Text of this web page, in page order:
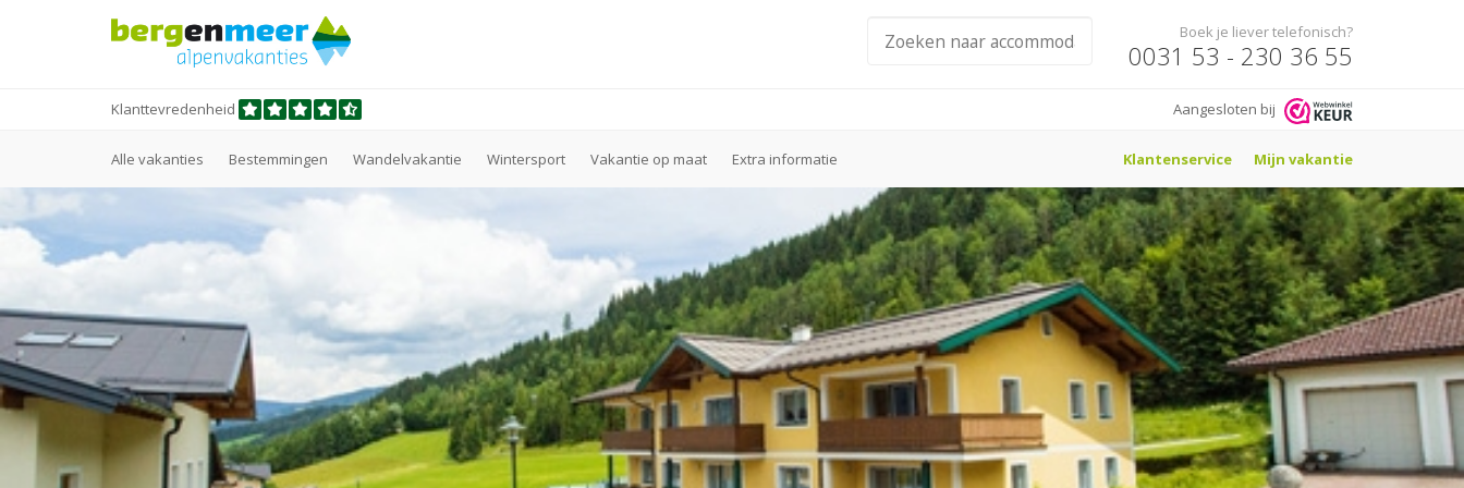
Boek je liever telefonisch?
0031 53 - 230 36 55
Klanttevredenheid Aangesloten bij
Alle vakanties Bestemmingen Wandelvakantie Wintersport Vakantie op maat Extra informatie Klantenservice Mijn vakantie